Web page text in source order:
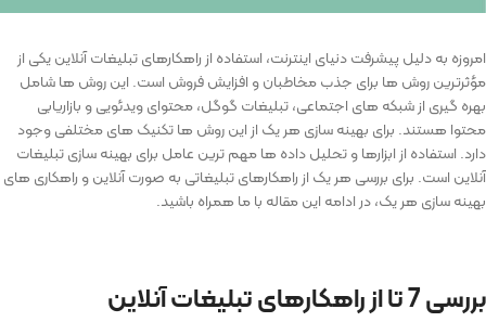
امروزه به دلیل پیشرفت دنیای اینترنت، استفاده از راهکارهای تبلیغات آنلاین یکی از
مؤثرترین روش ‌ها برای جذب مخاطبان و افزایش فروش است. این روش ‌ها شامل
بهره ‌گیری از شبکه‌ های اجتماعی، تبلیغات گوگل، محتوای ویدئویی و بازاریابی
محتوا هستند. برای بهینه سازی هر یک از این روش ها تکنیک های مختلفی وجود
دارد. استفاده از ابزارها و تحلیل داده‌ ها مهم ترین عامل برای بهینه سازی تبلیغات
آنلاین است. برای بررسی هر یک از راهکارهای تبلیغاتی به صورت آنلاین و راهکاری های
بهینه سازی هر یک، در ادامه این مقاله با ما همراه باشید.
بررسی 7 تا از راهکارهای تبلیغات آنلاین